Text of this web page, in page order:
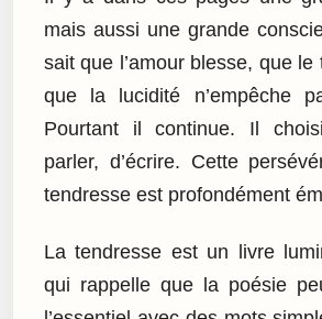
mais aussi une grande
sait que l’amour blesse, que le
que la lucidité n’empêche
Pourtant il continue. Il
parler, d’écrire. Cette
tendresse est profondément
La tendresse est un livre
qui rappelle que la poésie